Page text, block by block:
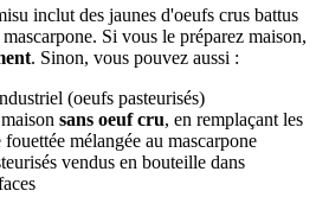
inclut des jaunes d'oeufs crus battus
Si vous le préparez maison,
. Sinon, vous pouvez aussi :
(oeufs pasteurisés)
sans oeuf cru, en remplaçant les
mélangée au mascarpone
vendus en bouteille dans